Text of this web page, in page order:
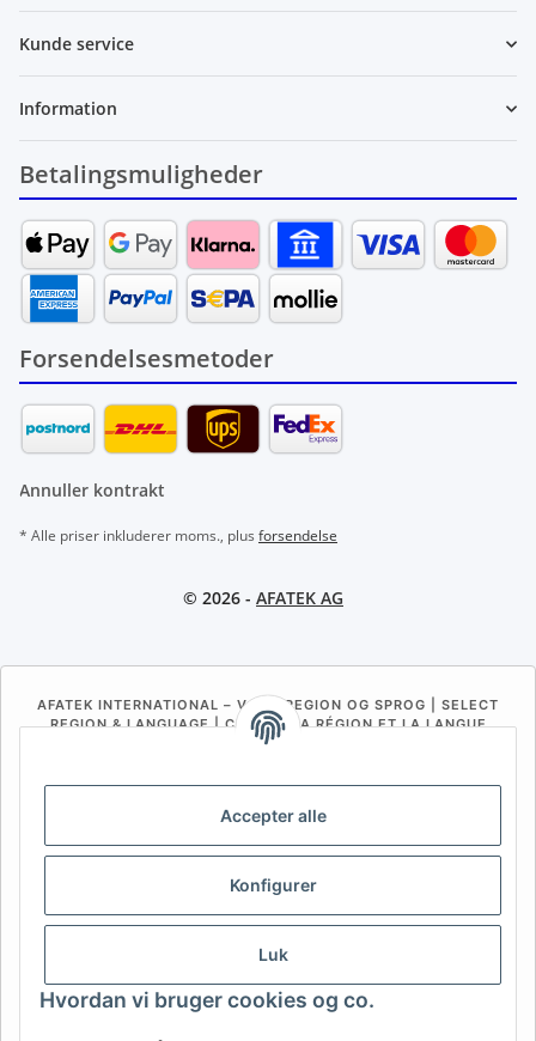
Accepter alle
Konfigurer
Luk
Hvordan vi bruger cookies og co.
Kunde service
Information
Betalingsmuligheder
Forsendelsesmetoder
Annuller kontrakt
* Alle priser inkluderer moms., plus forsendelse
© 2026 - AFATEK AG
AFATEK INTERNATIONAL – VÆLG REGION OG SPROG | SELECT
REGION & LANGUAGE | CHOISIR LA RÉGION ET LA LANGUE
BE (NL) BE (FR)
FR IT ES DK PL
USA
RO HR